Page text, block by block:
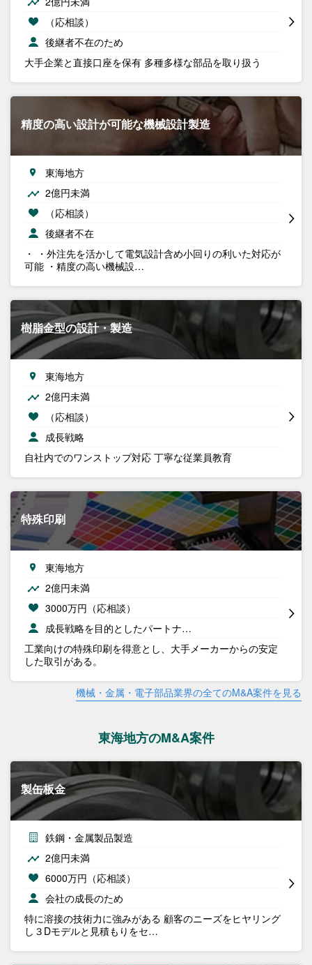
（応相談）
後継者不在のため
大手企業と直接口座を保有 多種多様な部品を取り扱う
精度の高い設計が可能な機械設計製造
東海地方
2億円未満
（応相談）
後継者不在
・ ・外注先を活かして電気設計含め小回りの利いた対応が
可能 ・精度の高い機械設…
樹脂金型の設計・製造
東海地方
2億円未満
（応相談）
成長戦略
自社内でのワンストップ対応 丁寧な従業員教育
特殊印刷
東海地方
2億円未満
3000万円（応相談）
成長戦略を目的としたパートナ…
工業向けの特殊印刷を得意とし、大手メーカーからの安定
した取引がある。
機械・金属・電子部品業界の全てのM&A案件を見る
東海地方のM&A案件
製缶板金
鉄鋼・金属製品製造
2億円未満
6000万円（応相談）
会社の成長のため
特に溶接の技術力に強みがある 顧客のニーズをヒヤリング
し３Dモデルと見積もりをセ…